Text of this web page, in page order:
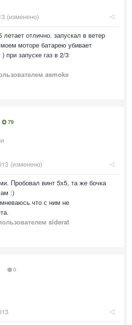
(изменено)
отлично. запускал в ветер
моторе батарею убивает
при запуске газ в 2/3
asmoke
79
(изменено)
Пробовал винт 5х5, та же бочка
:)
что с ним не
siderat
0